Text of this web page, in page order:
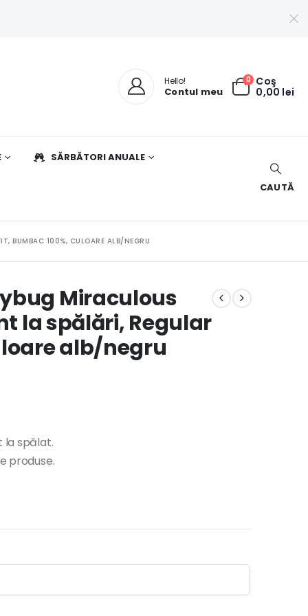
Hello!
Contul meu
0 Coş
0,00 lei
SĂRBĂTORI ANUALE
CAUTĂ
BUMBAC 100%, CULOARE ALB/NEGRU
Miraculous
la spălări, Regular
alb/negru
la spălat.
produse.